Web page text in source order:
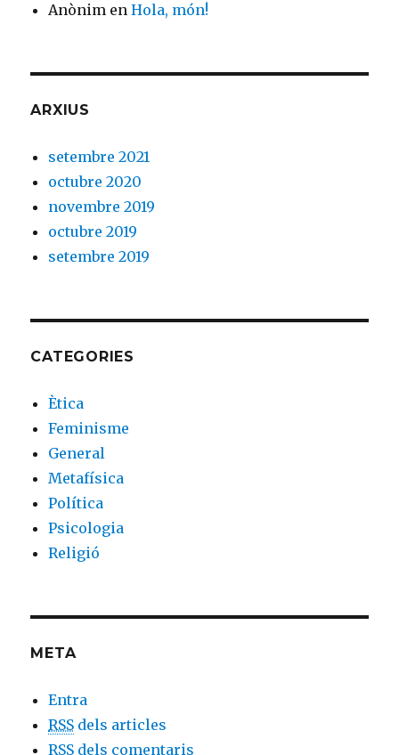
Anònim enHola, món!
ARXIUS
setembre 2021
octubre 2020
novembre 2019
octubre 2019
setembre 2019
CATEGORIES
Ètica
Feminisme
General
Metafísica
Política
Psicologia
Religió
META
Entra
RSS dels articles
RSS dels comentaris